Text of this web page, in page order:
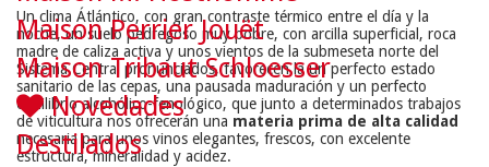
Un clima Átlántico, con gran contraste térmico entre el día y la
noche, un suelo pedregoso muy pobre, con arcilla superficial, roca
madre de caliza activa y unos vientos de la submeseta norte del
Sistema Central pronunciados, favorecen la un perfecto estado
sanitario de las cepas, una pausada maduración y un perfecto
equilibrio alcohólico-fenológico, que junto a determinados trabajos
de viticultura nos ofrecerán una materia prima de alta calidad
necesaria para unos vinos elegantes, frescos, con excelente
estructura, mineralidad y acidez.
Maison Perrier Jouët
Maison Tribaut Schloesser
Novedades
Destilados